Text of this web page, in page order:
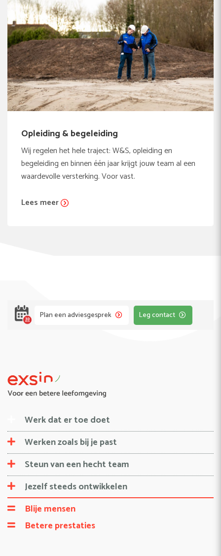
Opleiding & begeleiding
Wij regelen het hele traject: W&S, opleiding en
begeleiding en binnen één jaar krijgt jouw team al een
waardevolle versterking. Voor vast.
Lees meer
Plan een adviesgesprek Leg contact
Werk dat er toe doet
Werken zoals bij je past
Steun van een hecht team
Jezelf steeds ontwikkelen
Blije mensen
Betere prestaties